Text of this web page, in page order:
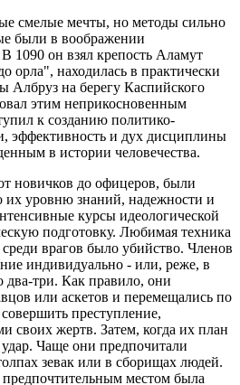
смелые мечты, но методы сильно
были в воображении
1090 он взял крепость Аламут
орла", находилась в практически
Албруз на берегу Каспийского
этим неприкосновенным
к созданию политико-
эффективность и дух дисциплины
в истории человечества.
новичков до офицеров, были
их уровню знаний, надежности и
курсы идеологической
подготовку. Любимая техника
среди врагов было убийство. Членов
индивидуально - или, реже, в
три. Как правило, они
или аскетов и перемещались по
преступление,
своих жертв. Затем, когда их план
Чаще они предпочитали
зевак или в сборищах людей.
местом была